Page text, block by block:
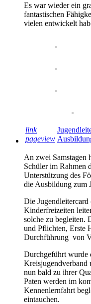
Es war wieder ein
fantastischen
vielen entwickelt
link
pageview
An zwei Samstagen
Schüler im Rahmen
Unterstützung des
die Ausbildung zum
Die Jugendleitercard
Kinderfreizeiten
solche zu begleiten.
und Pflichten, Erste
Durchführung von
Durchgeführt wurde
Kreisjugendverband
nun bald zu ihrer
Paten werden im
Kennenlernfahrt
eintauchen.